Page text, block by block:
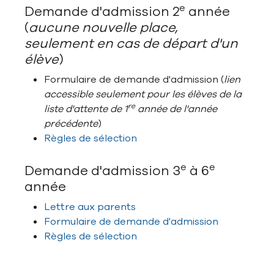
Demande d'admission 2e année
(aucune nouvelle place,
seulement en cas de départ d'un
élève)
Formulaire de demande d'admission (lien
accessible seulement pour les élèves de la
liste d'attente de 1reannée de l'année
précédente)
Règles de sélection
Demande d'admission 3e à 6e
année
Lettre aux parents
Formulaire de demande d'admission
Règles de sélection